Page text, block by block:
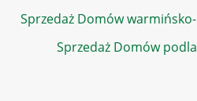
Sprzedaż Domów
Sprzedaż Domów